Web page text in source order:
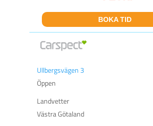
BOKA TID
Ullbergsvägen 3
Öppen
Landvetter
Västra Götaland